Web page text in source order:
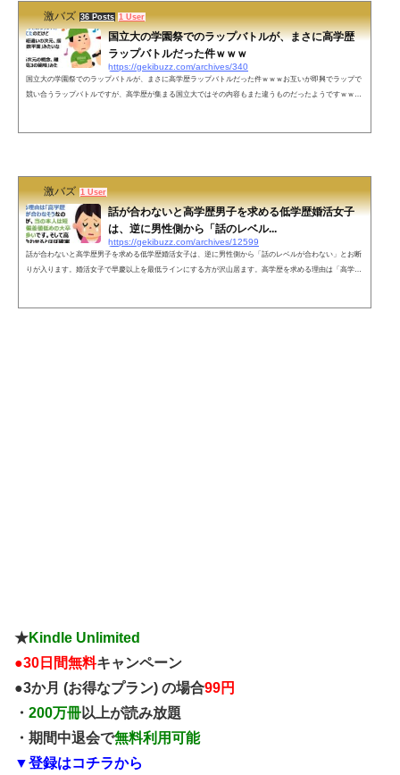
激バズ 36 Posts 1 User
国立大の学園祭でのラップバトルが、まさに高学歴
ラップバトルだった件ｗｗｗ
https://gekibuzz.com/archives/340
国立大の学園祭でのラップバトルが、まさに高学歴ラップバトルだった件ｗｗｗお互いが即興でラップで
競い合うラップバトルですが、高学歴が集まる国立大ではその内容もまた違うものだったようですｗｗｗ
激バズ 1 User
話が合わないと高学歴男子を求める低学歴婚活女子
は、逆に男性側から「話のレベル...
https://gekibuzz.com/archives/12599
話が合わないと高学歴男子を求める低学歴婚活女子は、逆に男性側から「話のレベルが合わない」とお断
りが入ります。婚活女子で早慶以上を最低ラインにする方が沢山居ます。高学歴を求める理由は「高学歴
★Kindle Unlimited
●30日間無料キャンペーン
●3か月 (お得なプラン) の場合99円
・ 200万冊以上が読み放題
・期間中退会で無料利用可能
▼登録はコチラから